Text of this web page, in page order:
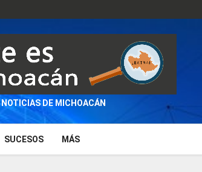
NOTICIAS DE MICHOACÁN
SUCESOS MÁS